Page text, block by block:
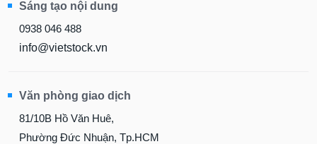
Sáng tạo nội dung
0938 046 488
info@vietstock.vn
Văn phòng giao dịch
81/10B Hồ Văn Huê,
Phường Đức Nhuận, Tp.HCM